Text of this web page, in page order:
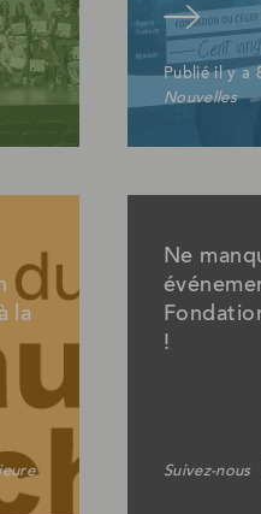
Lire l'article
Publié il y a
Nouvelles
la
Ne
!
Suivez-nous